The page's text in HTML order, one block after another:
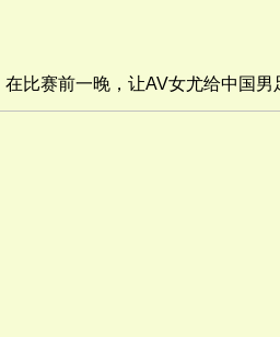
比赛前一晚，让AV女尤给中国